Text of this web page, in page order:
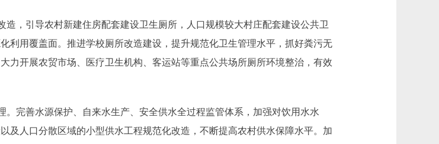
，引导农村新建住房配套建设卫生厕所，人口规模较大村庄配套建设公共卫
利用覆盖面。推进学校厕所改造建设，提升规范化卫生管理水平，抓好粪污无
力开展农贸市场、医疗卫生机构、客运站等重点公共场所厕所环境整治，有效
完善水源保护、自来水生产、安全供水全过程监管体系，加强对饮用水水
及人口分散区域的小型供水工程规范化改造，不断提高农村供水保障水平。加